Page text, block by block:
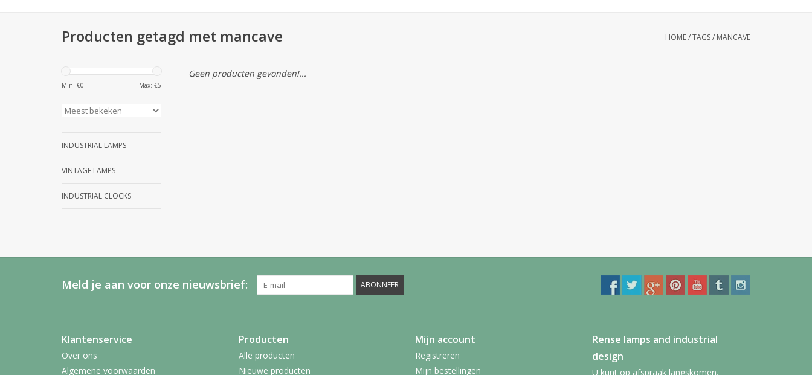
Producten getagd met mancave HOME/TAGS/ MANCAVE
Min: €0 Max: €5
INDUSTRIAL LAMPS
VINTAGE LAMPS
INDUSTRIAL CLOCKS
Geen producten gevonden!...
Meld je aan voor onze nieuwsbrief: ABONNEER
Klantenservice
Over ons
Algemene voorwaarden
Producten
Alle producten
Nieuwe producten
Mijn account
Registreren
Mijn bestellingen
Rense lamps and industrial
design
U kunt op afspraak langskomen.